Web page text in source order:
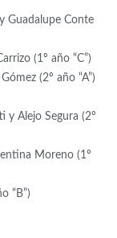
Guadalupe Conte
(1º año “C”)
(2º año “A”)
y Alejo Segura (2º
Moreno (1º
“B”)